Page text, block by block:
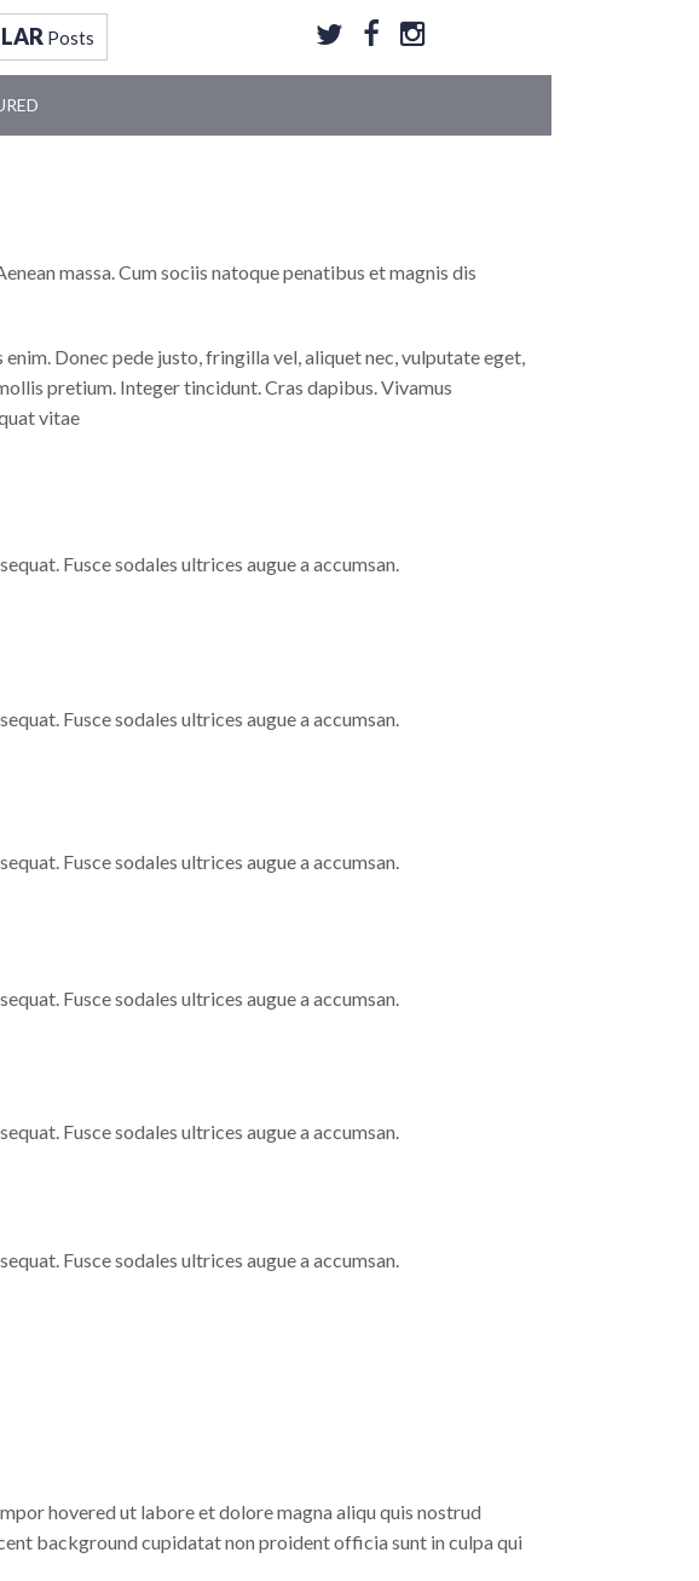
Posts
massa. Cum sociis natoque penatibus et magnis dis
Donec pede justo, fringilla vel, aliquet nec, vulputate eget,
pretium. Integer tincidunt. Cras dapibus. Vivamus
vitae
Fusce sodales ultrices augue a accumsan.
Fusce sodales ultrices augue a accumsan.
Fusce sodales ultrices augue a accumsan.
Fusce sodales ultrices augue a accumsan.
Fusce sodales ultrices augue a accumsan.
Fusce sodales ultrices augue a accumsan.
hovered ut labore et dolore magna aliqu quis nostrud
background cupidatat non proident officia sunt in culpa qui